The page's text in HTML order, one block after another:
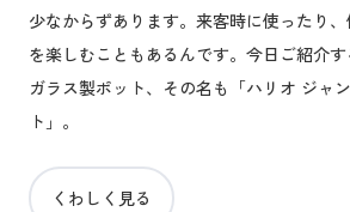
少なからずあります。来客時に使ったり
を楽しむこともあるんです。今日ご紹介
ガラス製ポット、その名も「ハリオ ジャ
ト」。
くわしく見る